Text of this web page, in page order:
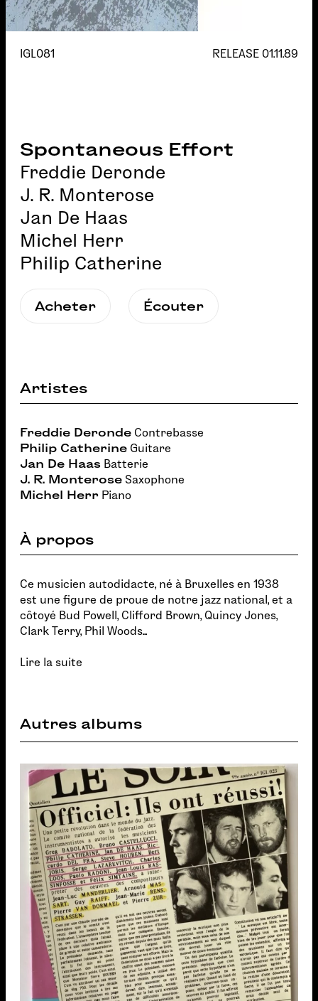
IGL081 RELEASE 01.11.89
Spontaneous Effort
Freddie Deronde
J. R. Monterose
Jan De Haas
Michel Herr
Philip Catherine
Acheter Écouter
Artistes
Freddie Deronde Contrebasse
Philip Catherine Guitare
Jan De Haas Batterie
J. R. Monterose Saxophone
Michel Herr Piano
À propos
Ce musicien autodidacte, né à Bruxelles en 1938
est une figure de proue de notre jazz national, et a
côtoyé Bud Powell, Clifford Brown, Quincy Jones,
Clark Terry, Phil Woods...
Lire la suite
Autres albums